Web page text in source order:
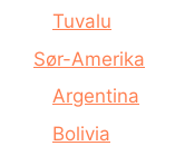
Tuvalu
Sør-Amerika
Argentina
Bolivia